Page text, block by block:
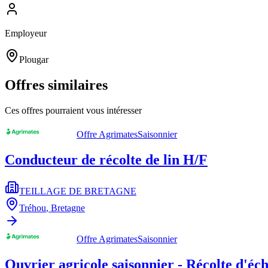
Employeur
Plougar
Offres similaires
Ces offres pourraient vous intéresser
Offre AgrimatesSaisonnier
Conducteur de récolte de lin H/F
TEILLAGE DE BRETAGNE
Tréhou, Bretagne
Offre AgrimatesSaisonnier
Ouvrier agricole saisonnier - Récolte